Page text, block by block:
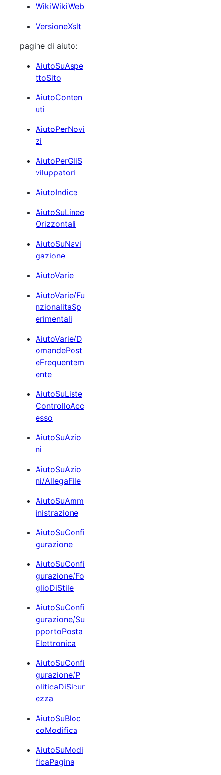
WikiWikiWeb
VersioneXslt
pagine di aiuto:
AiutoSuAspe
ttoSito
AiutoConten
uti
AiutoPerNovi
zi
AiutoPerGliS
viluppatori
AiutoIndice
AiutoSuLinee
Orizzontali
AiutoSuNavi
gazione
AiutoVarie
AiutoVarie/Fu
nzionalitaSp
erimentali
AiutoVarie/D
omandePost
eFrequentem
ente
AiutoSuListe
ControlloAcc
esso
AiutoSuAzio
ni
AiutoSuAzio
ni/AllegaFile
AiutoSuAmm
inistrazione
AiutoSuConfi
gurazione
AiutoSuConfi
gurazione/Fo
glioDiStile
AiutoSuConfi
gurazione/Su
pportoPosta
Elettronica
AiutoSuConfi
gurazione/P
oliticaDiSicur
ezza
AiutoSuBloc
coModifica
AiutoSuModi
ficaPagina